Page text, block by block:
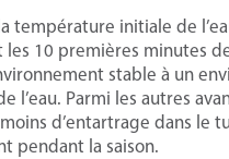
température initiale de
10 premières minutes
stable à un
l’eau. Parmi les autres
d’entartrage dans
pendant la saison.